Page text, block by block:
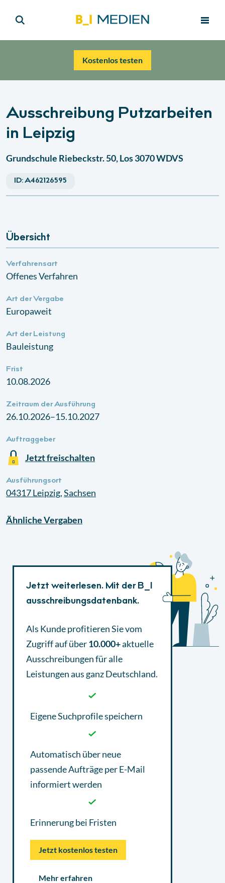
Kostenlos testen
Ausschreibung Putzarbeiten
in Leipzig
Grundschule Riebeckstr. 50, Los 3070 WDVS
ID:A462126595
Übersicht
Verfahrensart
Offenes Verfahren
Art der Vergabe
Europaweit
Art der Leistung
Bauleistung
Frist
10.08.2026
Zeitraum der Ausführung
26.10.2026–15.10.2027
Auftraggeber
Jetzt freischalten
Ausführungsort
04317Leipzig,Sachsen
ÄhnlicheVergaben
Jetzt weiterlesen. Mit der B_I
ausschreibungsdatenbank.
Als Kunde profitieren Sie vom
Zugriff auf über10.000+aktuelle
Ausschreibungenfür alle
Leistungen aus ganz Deutschland.
Eigene Suchprofile speichern
Automatisch über neue
passende Aufträge per E-Mail
informiert werden
Erinnerung bei Fristen
Jetzt kostenlos testen
Mehr erfahren